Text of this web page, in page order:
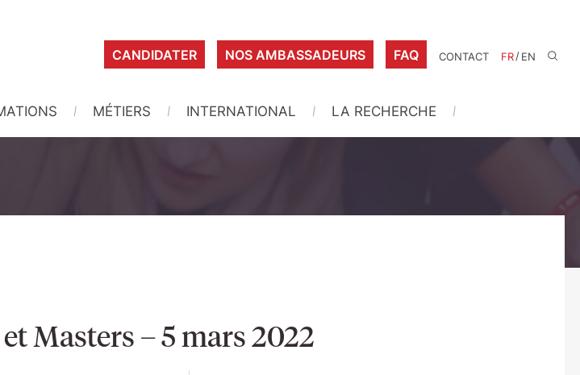
CANDIDATER NOS AMBASSADEURS FAQ CONTACT FR/EN
MÉTIERS INTERNATIONAL
LA RECHERCHE
Masters – 5 mars 2022